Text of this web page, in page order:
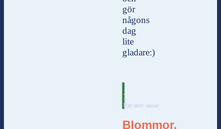
gör
någons
dag
lite
gladare:)
-
>
Blomsterkassar
Blommor,